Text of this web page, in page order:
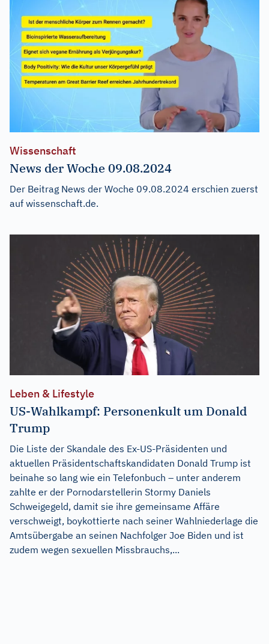
Wissenschaft
News der Woche 09.08.2024
Der Beitrag News der Woche 09.08.2024 erschien zuerst
auf wissenschaft.de.
Leben & Lifestyle
US-Wahlkampf: Personenkult um Donald
Trump
Die Liste der Skandale des Ex-US-Präsidenten und
aktuellen Präsidentschaftskandidaten Donald Trump ist
beinahe so lang wie ein Telefonbuch – unter anderem
zahlte er der Pornodarstellerin Stormy Daniels
Schweigegeld, damit sie ihre gemeinsame Affäre
verschweigt, boykottierte nach seiner Wahlniederlage die
Amtsübergabe an seinen Nachfolger Joe Biden und ist
zudem wegen sexuellen Missbrauchs,...